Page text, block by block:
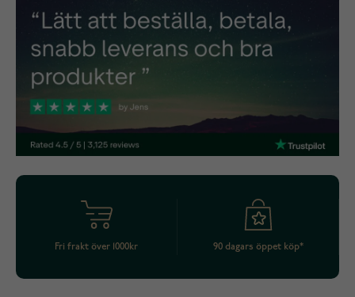
Fri frakt över 1000kr 90 dagars öppet köp*